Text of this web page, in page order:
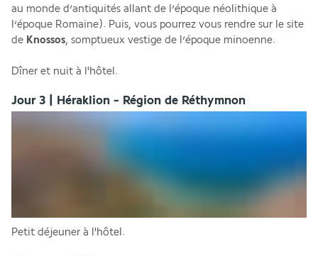
au monde d’antiquités allant de l’époque néolithique à
l’époque Romaine). Puis, vous pourrez vous rendre sur le site
de Knossos, somptueux vestige de l’époque minoenne.
Dîner et nuit à l'hôtel.
Jour 3 | Héraklion - Région de Réthymnon
Petit déjeuner à l'hôtel.